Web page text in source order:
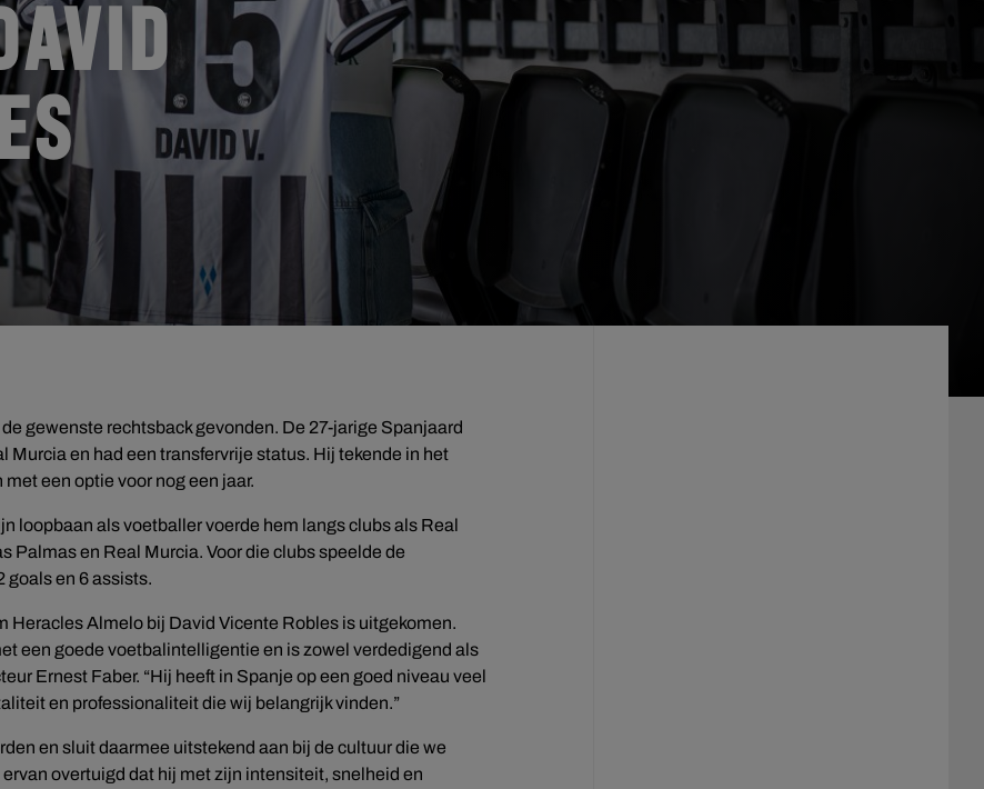
gewenste rechtsback gevonden. De 27-jarige Spanjaard
en had een transfervrije status. Hij tekende in het
een optie voor nog een jaar.
loopbaan als voetballer voerde hem langs clubs als Real
Palmas en Real Murcia. Voor die clubs speelde de
goals en 6 assists.
Heracles Almelo bij David Vicente Robles is uitgekomen.
een goede voetbalintelligentie en is zowel verdedigend als
Ernest Faber. “Hij heeft in Spanje op een goed niveau veel
en professionaliteit die wij belangrijk vinden.”
en sluit daarmee uitstekend aan bij de cultuur die we
overtuigd dat hij met zijn intensiteit, snelheid en